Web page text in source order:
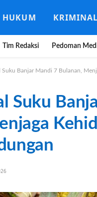
HUKUM KRIMINAL
Tim Redaksi Pedoman
Suku Banjar Mandi 7 Bulanan,
Suku